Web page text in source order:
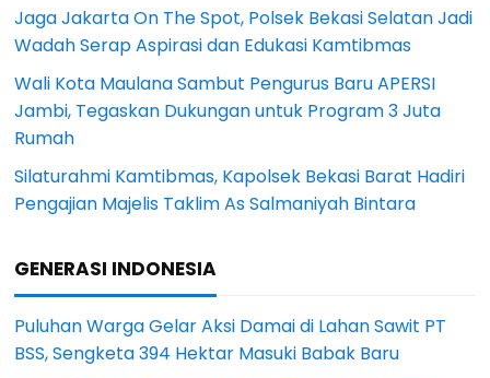
Jaga Jakarta On The Spot, Polsek Bekasi Selatan Jadi
Wadah Serap Aspirasi dan Edukasi Kamtibmas
Wali Kota Maulana Sambut Pengurus Baru APERSI
Jambi, Tegaskan Dukungan untuk Program 3 Juta
Rumah
Silaturahmi Kamtibmas, Kapolsek Bekasi Barat Hadiri
Pengajian Majelis Taklim As Salmaniyah Bintara
GENERASI INDONESIA
Puluhan Warga Gelar Aksi Damai di Lahan Sawit PT
BSS, Sengketa 394 Hektar Masuki Babak Baru